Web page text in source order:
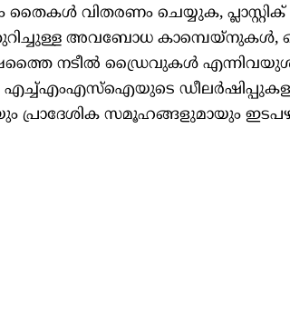
വിതരണം ചെയ്യുക,
അവബോധ കാമ്പെയ്‌നുകൾ,
നടീൽ ഡ്രൈവുകൾ
എച്ച്എംഎസ്ഐയുടെ
പ്രാദേശിക സമൂഹങ്ങളുമായും